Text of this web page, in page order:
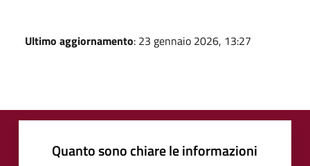
Ultimo aggiornamento: 23 gennaio 2026, 13:27
Quanto sono chiare le informazioni